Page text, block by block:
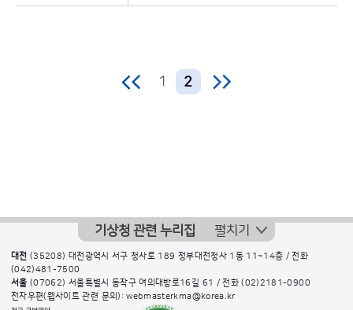
1 2
기상청 관련 누리집 펼치기
대전 (35208) 대전광역시 서구 청사로 189 정부대전청사 1동 11~14층 / 전화
(042)481-7500
서울 (07062) 서울특별시 동작구 여의대방로16길 61 / 전화(02)2181-0900
전자우편(웹사이트 관련 문의): webmasterkma@korea.kr